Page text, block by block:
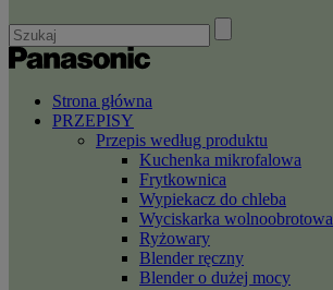
Strona główna
PRZEPISY
Przepis według produktu
Kuchenka mikrofalowa
Frytkownica
Wypiekacz do chleba
Wyciskarka wolnoobrotowa
Ryżowary
Blender ręczny
Blender o dużej mocy